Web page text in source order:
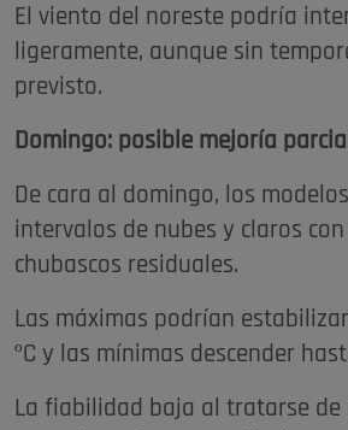
El viento del noreste podría
ligeramente, aunque sin
previsto.
Domingo: posible mejoría
De cara al domingo, los
intervalos de nubes y claros
chubascos residuales.
Las máximas podrían
ºC y las mínimas descender
La fiabilidad baja al tratarse de